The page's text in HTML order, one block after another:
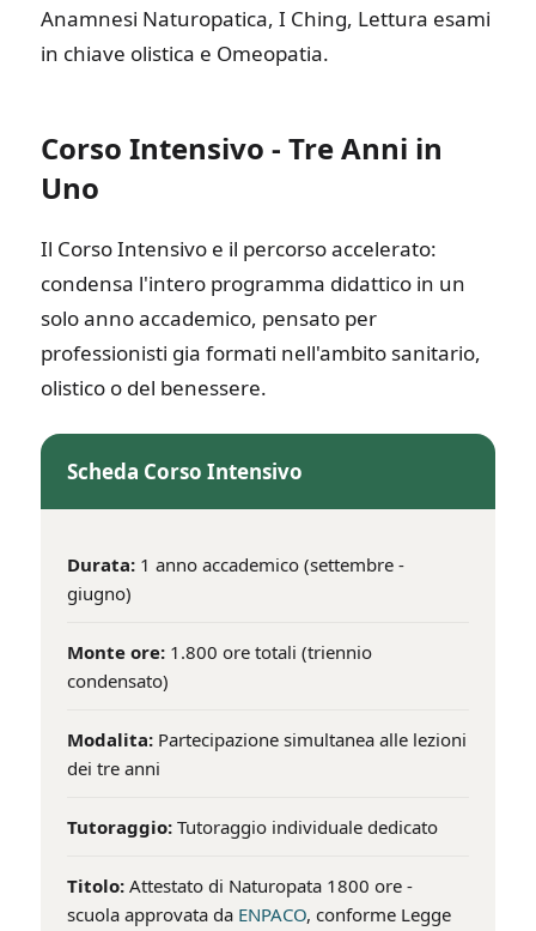
Anamnesi Naturopatica, I Ching, Lettura esami
in chiave olistica e Omeopatia.
Corso Intensivo - Tre Anni in
Uno
Il Corso Intensivo e il percorso accelerato:
condensa l'intero programma didattico in un
solo anno accademico, pensato per
professionisti gia formati nell'ambito sanitario,
olistico o del benessere.
Scheda Corso Intensivo
Durata: 1 anno accademico (settembre -
giugno)
Monte ore: 1.800 ore totali (triennio
condensato)
Modalita: Partecipazione simultanea alle lezioni
dei tre anni
Tutoraggio: Tutoraggio individuale dedicato
Titolo: Attestato di Naturopata 1800 ore -
scuola approvata da ENPACO, conforme Legge